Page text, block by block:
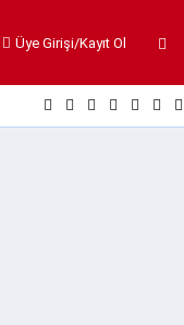
Üye Girişi/Kayıt Ol